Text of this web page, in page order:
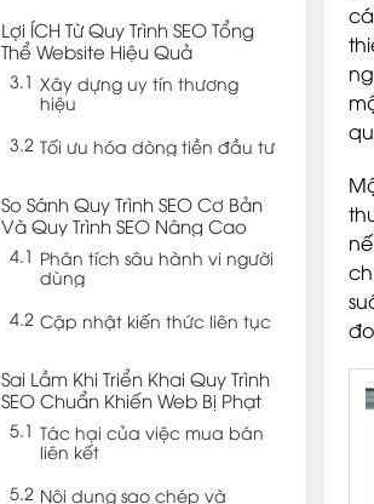
Lợi ÍCH Từ Quy Trình SEO Tổng
Thể Website Hiệu Quả
Xây dựng uy tín thương
hiệu
Tối ưu hóa dòng tiền đầu tư
So Sánh Quy Trình SEO Cơ Bản
Và Quy Trình SEO Nâng Cao
Phân tích sâu hành vi người
dùng
Cập nhật kiến thức liên tục
Sai Lầm Khi Triển Khai Quy Trình
SEO Chuẩn Khiến Web Bị Phạt
Tác hại của việc mua bán
liên kết
Nội dung sao chép và